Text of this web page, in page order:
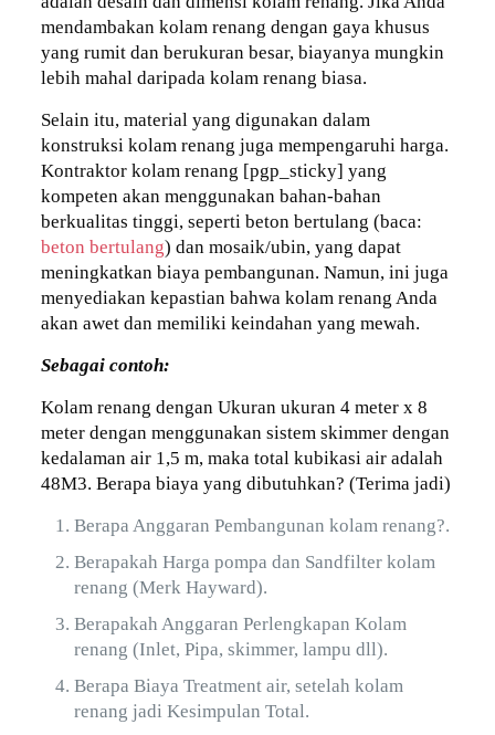
mendambakan kolam renang dengan gaya khusus
yang rumit dan berukuran besar, biayanya mungkin
lebih mahal daripada kolam renang biasa.
Selain itu, material yang digunakan dalam
konstruksi kolam renang juga mempengaruhi harga.
Kontraktor kolam renang [pgp_sticky] yang
kompeten akan menggunakan bahan-bahan
berkualitas tinggi, seperti beton bertulang (baca:
beton bertulang) dan mosaik/ubin, yang dapat
meningkatkan biaya pembangunan. Namun, ini juga
menyediakan kepastian bahwa kolam renang Anda
akan awet dan memiliki keindahan yang mewah.
Sebagai contoh:
Kolam renang dengan Ukuran ukuran 4 meter x 8
meter dengan menggunakan sistem skimmer dengan
kedalaman air 1,5 m, maka total kubikasi air adalah
48M3. Berapa biaya yang dibutuhkan? (Terima jadi)
Berapa Anggaran Pembangunan kolam renang?.
Berapakah Harga pompa dan Sandfilter kolam
renang (Merk Hayward).
Berapakah Anggaran Perlengkapan Kolam
renang (Inlet, Pipa, skimmer, lampu dll).
Berapa Biaya Treatment air, setelah kolam
renang jadi Kesimpulan Total.